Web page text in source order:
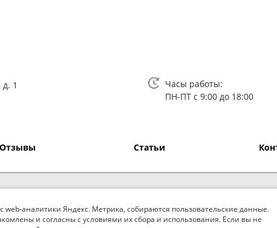
1
Часы работы:
ПН-ПТ с 9:00 до 18:00
Отзывы Статьи
web-аналитики Яндекс. Метрика, собираются пользовательские данные.
и согласны с условиями их сбора и использования. Если вы не